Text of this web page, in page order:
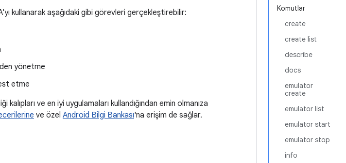
Komutlar
create
create list
describe
docs
emulator
create
emulator list
emulator start
emulator stop
info
kullanarak aşağıdaki gibi görevleri gerçekleştirebilir:
yönetme
etme
ve en iyi uygulamaları kullandığından emin olmanıza
ve özel Android Bilgi Bankası'na erişim de sağlar.